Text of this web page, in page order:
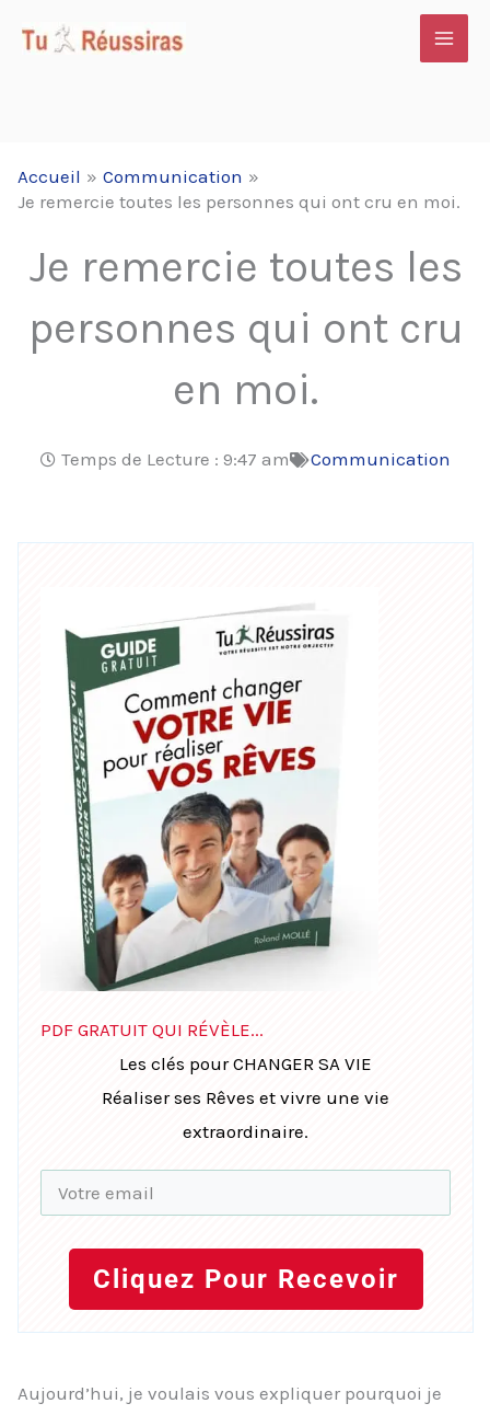
Accueil
Communication
Je remercie toutes les personnes qui ont cru en moi.
Je remercie toutes les
personnes qui ont cru
en moi.
Temps de Lecture : 9:47 am Communication
PDF GRATUIT QUI RÉVÈLE...
Les clés pour CHANGER SA VIE
Réaliser ses Rêves et vivre une vie
extraordinaire.
Cliquez Pour Recevoir
Aujourd’hui, je voulais vous expliquer pourquoi je